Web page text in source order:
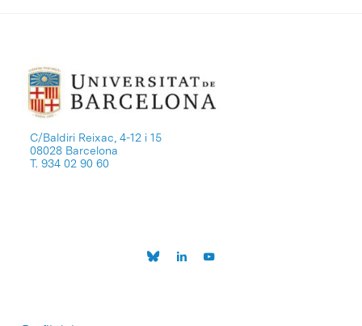
C/Baldiri Reixac, 4-12 i 15
08028 Barcelona
T. 934 02 90 60